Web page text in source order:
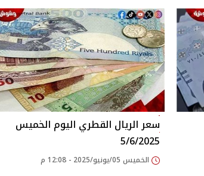
سعر الريال القطري اليوم الخميس
5/6/2025
الخميس 05/يونيو/2025 - 12:08 م